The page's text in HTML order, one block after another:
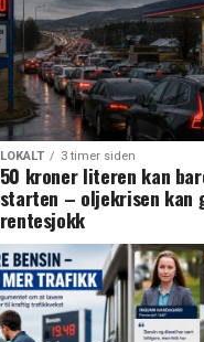
LOKALT 3 timer siden
50 kroner literen kan
starten – oljekrisen kan
rentesjokk